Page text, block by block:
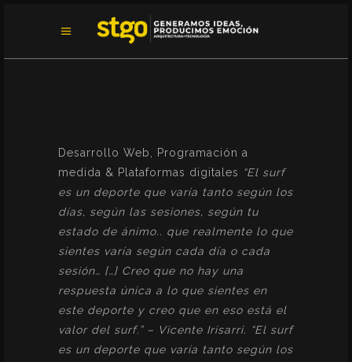
Desarrollo Web, Programación a
medida & Plataformas digitales
“El surf
es un deporte que varía tanto según los
días, según las sesiones, según tu
estado de ánimo.. que realmente lo que
sientes varía según cada día o cada
sesión… […] Creo que no hay una
respuesta única a lo que sientes en
este deporte y creo que en eso está el
valor del surf.” – Vicente Irisarri. “El surf
es un deporte que varía tanto según los